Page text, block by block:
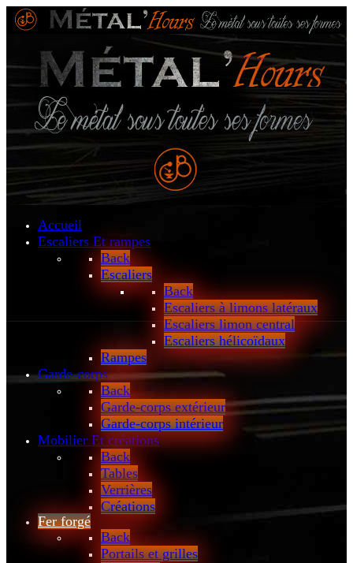
Accueil
Escaliers Et rampes
Back
Escaliers
Back
Escaliers à limons latéraux
Escaliers limon central
Escaliers hélicoïdaux
Rampes
Garde-corps
Back
Garde-corps extérieur
Garde-corps intérieur
Mobilier Et créations
Back
Tables
Verrières
Créations
Fer forgé
Back
Portails et grilles